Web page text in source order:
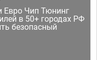
Евро Чип Тюнинг
в 50+ городах РФ
безопасный